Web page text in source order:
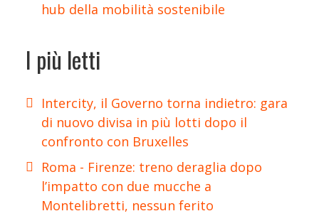
hub della mobilità sostenibile
I più letti
Intercity, il Governo torna indietro: gara
di nuovo divisa in più lotti dopo il
confronto con Bruxelles
Roma - Firenze: treno deraglia dopo
l’impatto con due mucche a
Montelibretti, nessun ferito